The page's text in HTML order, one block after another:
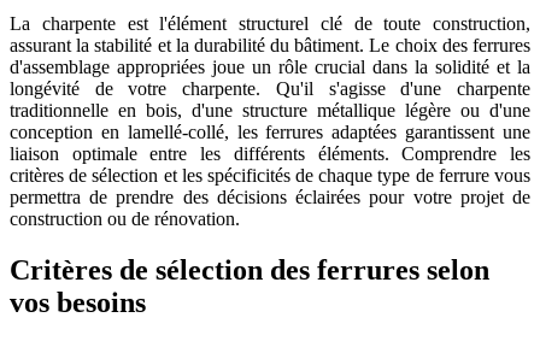
La charpente est l'élément structurel clé de toute construction,
assurant la stabilité et la durabilité du bâtiment. Le choix des ferrures
d'assemblage appropriées joue un rôle crucial dans la solidité et la
longévité de votre charpente. Qu'il s'agisse d'une charpente
traditionnelle en bois, d'une structure métallique légère ou d'une
conception en lamellé-collé, les ferrures adaptées garantissent une
liaison optimale entre les différents éléments. Comprendre les
critères de sélection et les spécificités de chaque type de ferrure vous
permettra de prendre des décisions éclairées pour votre projet de
construction ou de rénovation.
Critères de sélection des ferrures selon
vos besoins